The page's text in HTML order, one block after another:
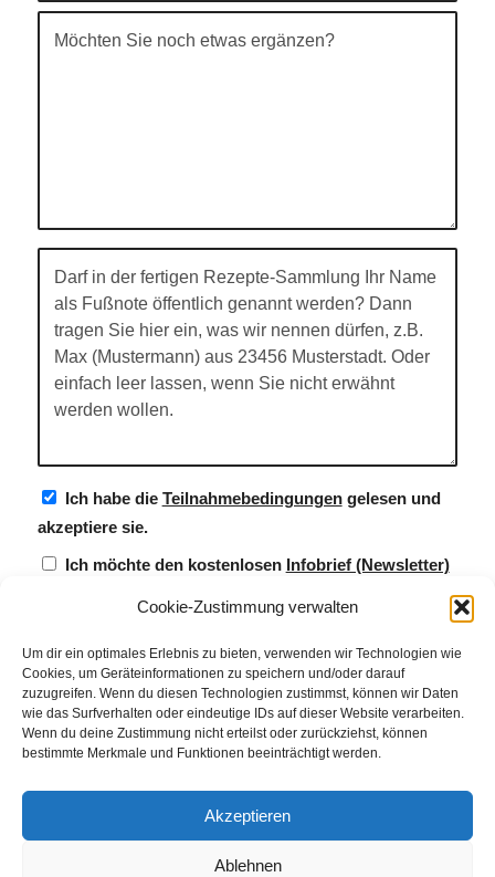
Cookie-Zustimmung verwalten
Um dir ein optimales Erlebnis zu bieten, verwenden wir Technologien wie
Cookies, um Geräteinformationen zu speichern und/oder darauf
zuzugreifen. Wenn du diesen Technologien zustimmst, können wir Daten
wie das Surfverhalten oder eindeutige IDs auf dieser Website verarbeiten.
Wenn du deine Zustimmung nicht erteilst oder zurückziehst, können
bestimmte Merkmale und Funktionen beeinträchtigt werden.
Akzeptieren
Ablehnen
Ich habe die Teilnahmebedingungengelesen und
akzeptiere sie.
Ich möchte den kostenlosen Infobrief (Newsletter)
4 + 0 = ?